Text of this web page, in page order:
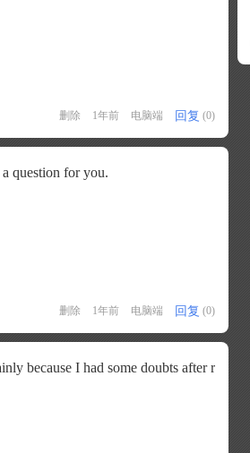
删除 1年前 电脑端 回复 (0)
question for you.
删除 1年前 电脑端 回复 (0)
because I had some doubts after r